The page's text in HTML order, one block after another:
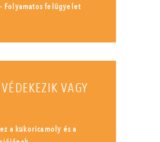
Folyamatos felügyelet
VAGY
a kukoricamoly és a